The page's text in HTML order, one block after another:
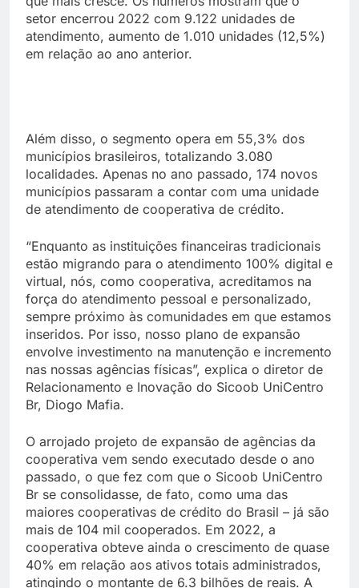
setor encerrou 2022 com 9.122 unidades de
atendimento, aumento de 1.010 unidades (12,5%)
em relação ao ano anterior.
Além disso, o segmento opera em 55,3% dos
municípios brasileiros, totalizando 3.080
localidades. Apenas no ano passado, 174 novos
municípios passaram a contar com uma unidade
de atendimento de cooperativa de crédito.
“Enquanto as instituições financeiras tradicionais
estão migrando para o atendimento 100% digital e
virtual, nós, como cooperativa, acreditamos na
força do atendimento pessoal e personalizado,
sempre próximo às comunidades em que estamos
inseridos. Por isso, nosso plano de expansão
envolve investimento na manutenção e incremento
nas nossas agências físicas”, explica o diretor de
Relacionamento e Inovação do Sicoob UniCentro
Br, Diogo Mafia.
O arrojado projeto de expansão de agências da
cooperativa vem sendo executado desde o ano
passado, o que fez com que o Sicoob UniCentro
Br se consolidasse, de fato, como uma das
maiores cooperativas de crédito do Brasil – já são
mais de 104 mil cooperados. Em 2022, a
cooperativa obteve ainda o crescimento de quase
40% em relação aos ativos totais administrados,
atingindo o montante de 6.3 bilhões de reais. A